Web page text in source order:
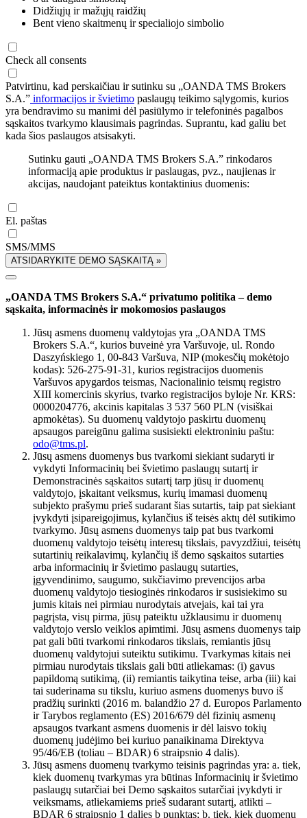
Didžiųjų ir mažųjų raidžių
Bent vieno skaitmenų ir specialiojo simbolio
Check all consents
Patvirtinu, kad perskaičiau ir sutinku su „OANDA TMS Brokers
S.A.” informacijos ir švietimo paslaugų teikimo sąlygomis, kurios
yra bendravimo su manimi dėl pasiūlymo ir telefoninės pagalbos
sąskaitos tvarkymo klausimais pagrindas. Suprantu, kad galiu bet
kada šios paslaugos atsisakyti.
Sutinku gauti „OANDA TMS Brokers S.A.” rinkodaros
informaciją apie produktus ir paslaugas, pvz., naujienas ir
akcijas, naudojant pateiktus kontaktinius duomenis:
El. paštas
SMS/MMS
ATSIDARYKITE DEMO SĄSKAITĄ »
„OANDA TMS Brokers S.A.“ privatumo politika – demo
sąskaita, informacinės ir mokomosios paslaugos
Jūsų asmens duomenų valdytojas yra „OANDA TMS
Brokers S.A.“, kurios buveinė yra Varšuvoje, ul. Rondo
Daszyńskiego 1, 00-843 Varšuva, NIP (mokesčių mokėtojo
kodas): 526-275-91-31, kurios registracijos duomenis
Varšuvos apygardos teismas, Nacionalinio teismų registro
XIII komercinis skyrius, tvarko registracijos byloje Nr. KRS:
0000204776, akcinis kapitalas 3 537 560 PLN (visiškai
apmokėtas). Su duomenų valdytojo paskirtu duomenų
apsaugos pareigūnu galima susisiekti elektroniniu paštu:
odo@tms.pl.
Jūsų asmens duomenys bus tvarkomi siekiant sudaryti ir
vykdyti Informacinių bei švietimo paslaugų sutartį ir
Demonstracinės sąskaitos sutartį tarp jūsų ir duomenų
valdytojo, įskaitant veiksmus, kurių imamasi duomenų
subjekto prašymu prieš sudarant šias sutartis, taip pat siekiant
įvykdyti įsipareigojimus, kylančius iš teisės aktų dėl sutikimo
tvarkymo. Jūsų asmens duomenys taip pat bus tvarkomi
duomenų valdytojo teisėtų interesų tikslais, pavyzdžiui, teisėtų
sutartinių reikalavimų, kylančių iš demo sąskaitos sutarties
arba informacinių ir švietimo paslaugų sutarties,
įgyvendinimo, saugumo, sukčiavimo prevencijos arba
duomenų valdytojo tiesioginės rinkodaros ir susisiekimo su
jumis kitais nei pirmiau nurodytais atvejais, kai tai yra
pagrįsta, visų pirma, jūsų pateiktu užklausimu ir duomenų
valdytojo verslo veiklos apimtimi. Jūsų asmens duomenys taip
pat gali būti tvarkomi rinkodaros tikslais, remiantis jūsų
duomenų valdytojui suteiktu sutikimu. Tvarkymas kitais nei
pirmiau nurodytais tikslais gali būti atliekamas: (i) gavus
papildomą sutikimą, (ii) remiantis taikytina teise, arba (iii) kai
tai suderinama su tikslu, kuriuo asmens duomenys buvo iš
pradžių surinkti (2016 m. balandžio 27 d. Europos Parlamento
ir Tarybos reglamento (ES) 2016/679 dėl fizinių asmenų
apsaugos tvarkant asmens duomenis ir dėl laisvo tokių
duomenų judėjimo bei kuriuo panaikinama Direktyva
95/46/EB (toliau – BDAR) 6 straipsnio 4 dalis).
Jūsų asmens duomenų tvarkymo teisinis pagrindas yra: a. tiek,
kiek duomenų tvarkymas yra būtinas Informacinių ir švietimo
paslaugų sutarčiai bei Demo sąskaitos sutarčiai įvykdyti ir
veiksmams, atliekamiems prieš sudarant sutartį, atlikti –
BDAR 6 straipsnio 1 dalies b punktas; b. tiek, kiek duomenų